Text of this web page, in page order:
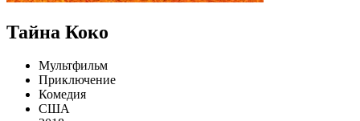
Тайна Коко
Мультфильм
Приключение
Комедия
США